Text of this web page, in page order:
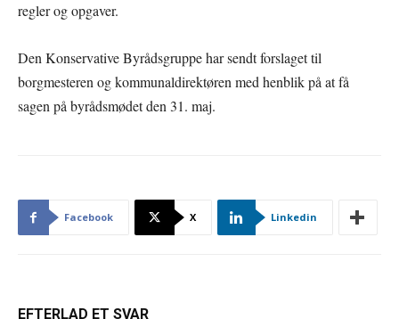
regler og opgaver.
Den Konservative Byrådsgruppe har sendt forslaget til
borgmesteren og kommunaldirektøren med henblik på at få
sagen på byrådsmødet den 31. maj.
Facebook X Linkedin
EFTERLAD ET SVAR